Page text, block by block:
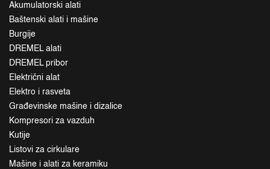
Akumulatorski alati
Baštenski alati i mašine
Burgije
DREMEL alati
DREMEL pribor
Električni alat
Elektro i rasveta
Građevinske mašine i dizalice
Kompresori za vazduh
Kutije
Listovi za cirkulare
Mašine i alati za keramiku